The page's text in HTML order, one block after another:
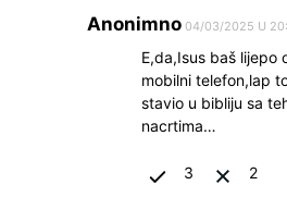
Anonimno 04/03/2025 U
E,da,Isus baš lijepo
mobilni telefon,lap
stavio u bibliju sa
nacrtima…
3 2